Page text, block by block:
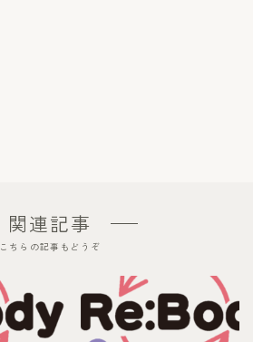
関連記事
こちらの記事もどうぞ